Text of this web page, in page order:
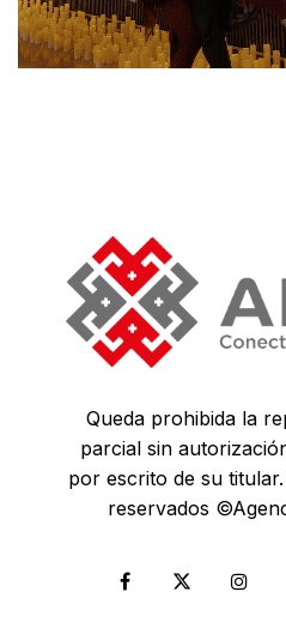
Queda prohibida la
parcial sin
por escrito de su
reservados